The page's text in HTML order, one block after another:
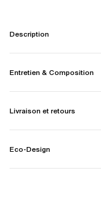
Description
Entretien & Composition
Livraison et retours
Eco-Design